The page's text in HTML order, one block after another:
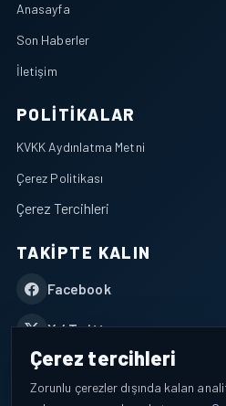
Anasayfa
Son Haberler
İletişim
POLITIKALAR
KVKK Aydınlatma Metni
Çerez Politikası
Çerez Tercihleri
TAKIPTE KALIN
Facebook
X / Twitter
YouTube
Çerez tercihleri
Zorunlu çerezler dışında kalan